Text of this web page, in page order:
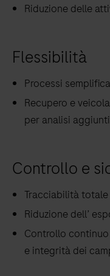
Riduzione delle
Flessibilità
Processi
Recupero e
per analisi
Controllo e
Tracciabilità
Riduzione dell’
Controllo
e integrità dei